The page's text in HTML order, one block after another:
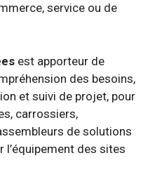
service ou de
est apporteur de
des besoins,
et suivi de projet, pour
carrossiers,
de solutions
des sites